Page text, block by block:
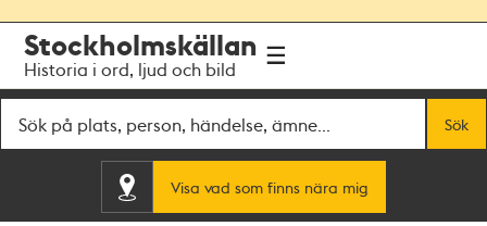
navigationen
huvudinnehållet
Stockholmskällan
Historia i ord, ljud och bild
Sök
Visa vad som finns nära mig